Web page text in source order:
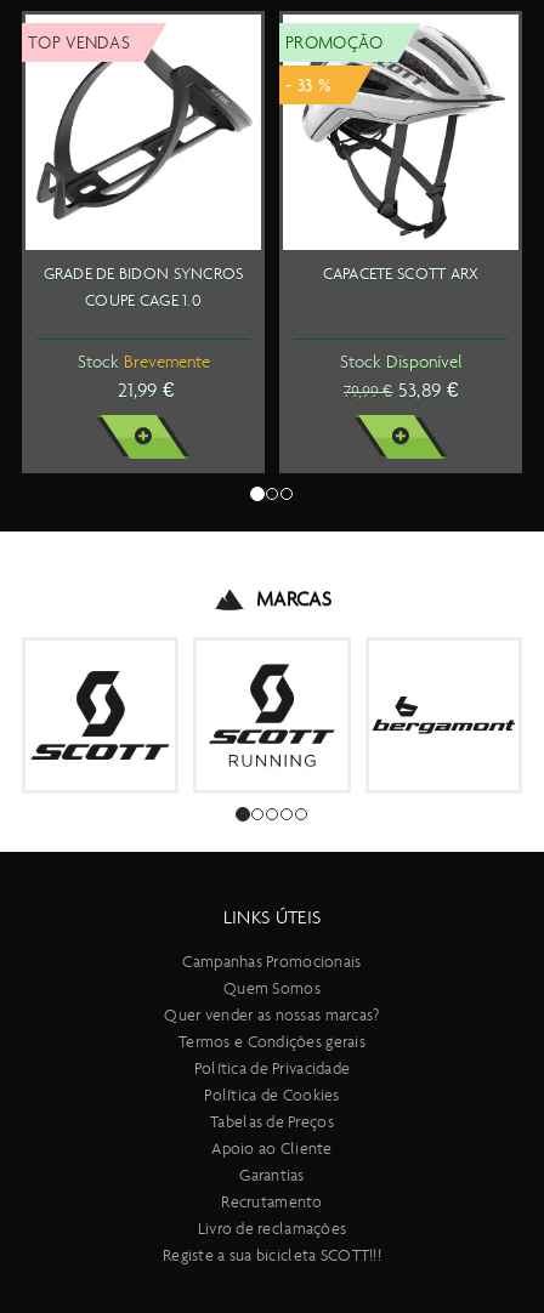
VENDAS
GRADE DE BIDON SYNCROS
COUPE CAGE 1.0
Stock Brevemente
21,99 €
VER MAIS
PROMOÇÃO
- 33 %
CAPACETE SCOTT ARX
Stock Disponível
79,99 € 53,89 €
VER MAIS
MARCAS
LINKS ÚTEIS
Campanhas Promocionais
Quem Somos
Quer vender as nossas marcas?
Termos e Condições gerais
Política de Privacidade
Política de Cookies
Tabelas de Preços
Apoio ao Cliente
Garantias
Recrutamento
Livro de reclamações
Registe a sua bicicleta SCOTT!!!